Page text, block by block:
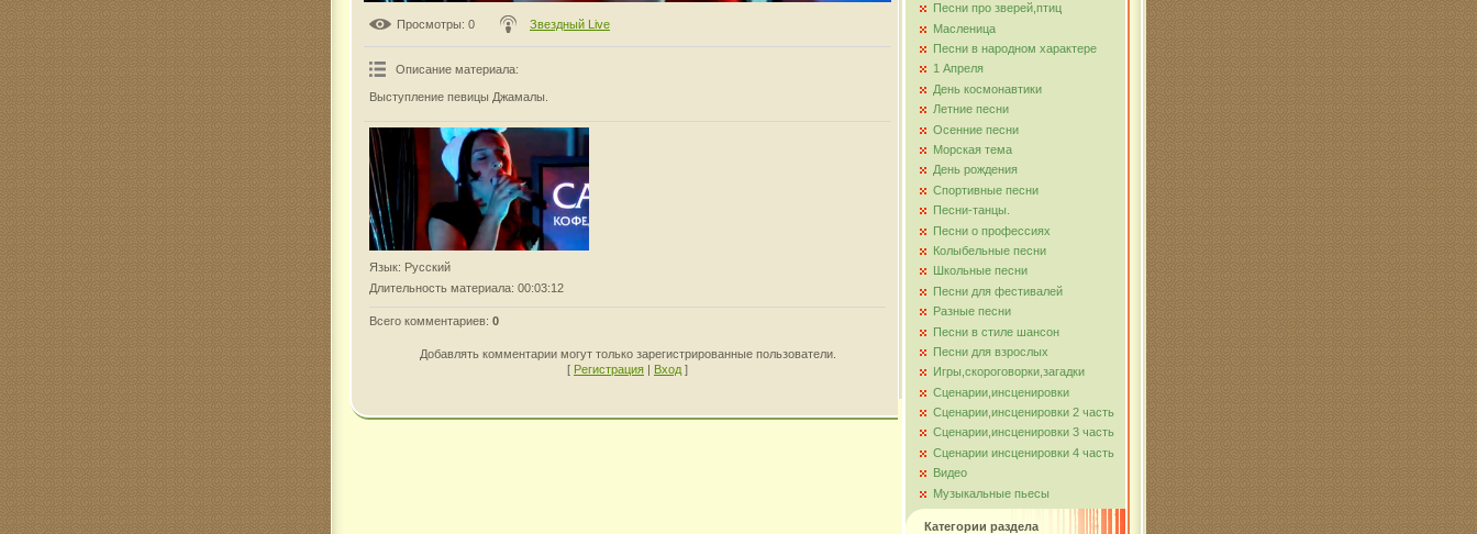
Просмотры: 0 Звездный Live
Описание материала:
Выступление певицы Джамалы.
Язык: Русский
Длительность материала: 00:03:12
Всего комментариев: 0
Добавлять комментарии могут только зарегистрированные пользователи.
[ Регистрация | Вход ]
Песни про зверей,птиц
Масленица
Песни в народном характере
1 Апреля
День космонавтики
Летние песни
Осенние песни
Морская тема
День рождения
Спортивные песни
Песни-танцы.
Песни о профессиях
Колыбельные песни
Школьные песни
Песни для фестивалей
Разные песни
Песни в стиле шансон
Песни для взрослых
Игры,скороговорки,загадки
Сценарии,инсценировки
Сценарии,инсценировки 2 часть
Сценарии,инсценировки 3 часть
Сценарии инсценировки 4 часть
Видео
Музыкальные пьесы
Категории раздела